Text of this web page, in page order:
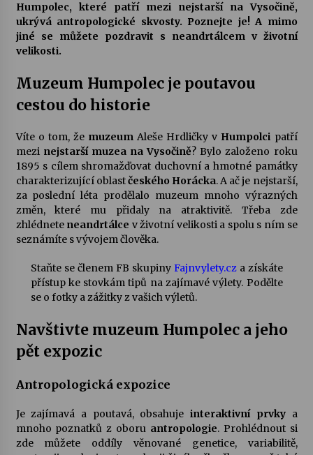
28. 7. 2026
Letní koncerty ve Stromovce: Rufus Miller
Vysočinka
17. 7. 2026
Ozvěny prázdnin
Za kulturou kousek za Humpolec. V Želivě ožije
13. 7. 2026
3. 7. 2026
Petr Adamec – Malovaný svět
30. 6. 2026
Humpolec, které patří mezi nejstarší na Vysočině,
ukrývá antropologické skvosty. Poznejte je! A mimo
jiné se můžete pozdravit s neandrtálcem v životní
velikosti.
Muzeum Humpolec je poutavou
cestou do historie
Víte o tom, že muzeumAleše Hrdličky v Humpolci patří
mezi nejstarší muzea na Vysočině? Bylo založeno roku
1895 s cílem shromažďovat duchovní a hmotné památky
charakterizující oblastčeského Horácka. A ač je nejstarší,
za poslední léta prodělalo muzeum mnoho výrazných
změn, které mu přidaly na atraktivitě. Třeba zde
zhlédnete neandrtálce v životní velikosti a spolu s ním se
seznámíte s vývojem člověka.
Staňte se členem FB skupiny Fajnvylety.cza získáte
přístup ke stovkám tipů na zajímavé výlety. Podělte
se o fotky a zážitky z vašich výletů.
Navštivte muzeum Humpolec a jeho
pět expozic
Antropologická expozice
Je zajímavá a poutavá, obsahujeinteraktivní prvkya
mnoho poznatků z oboru antropologie. Prohlédnout si
zde můžete oddíly věnované genetice, variabilitě,